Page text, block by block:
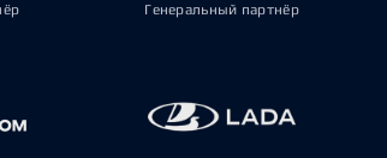
Генеральный партнёр